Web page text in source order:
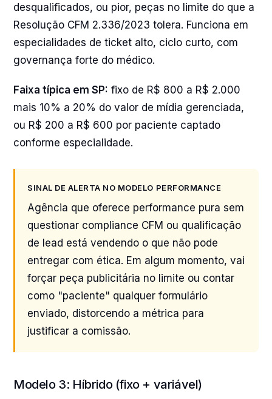
desqualificados, ou pior, peças no limite do que a
Resolução CFM 2.336/2023 tolera. Funciona em
especialidades de ticket alto, ciclo curto, com
governança forte do médico.
Faixa típica em SP: fixo de R$ 800 a R$ 2.000
mais 10% a 20% do valor de mídia gerenciada,
ou R$ 200 a R$ 600 por paciente captado
conforme especialidade.
SINAL DE ALERTA NO MODELO PERFORMANCE
Agência que oferece performance pura sem
questionar compliance CFM ou qualificação
de lead está vendendo o que não pode
entregar com ética. Em algum momento, vai
forçar peça publicitária no limite ou contar
como "paciente" qualquer formulário
enviado, distorcendo a métrica para
justificar a comissão.
Modelo 3: Híbrido (fixo + variável)